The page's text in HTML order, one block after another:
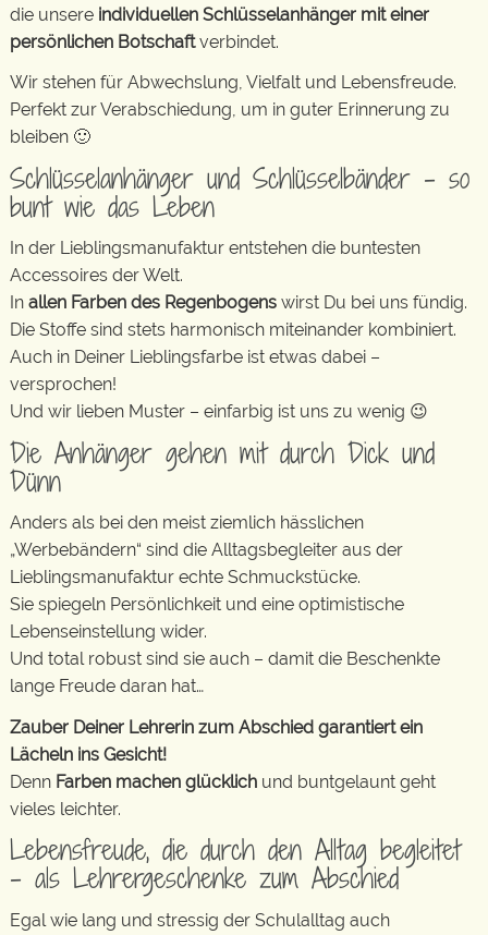
die unsere individuellen Schlüsselanhänger mit einer
persönlichen Botschaftverbindet.
Wir stehen für Abwechslung, Vielfalt und Lebensfreude.
Perfekt zur Verabschiedung, um in guter Erinnerung zu
bleiben 🙂
Schlüsselanhänger und Schlüsselbänder – so
bunt wie das Leben
In der Lieblingsmanufaktur entstehen die buntesten
Accessoires der Welt.
In allen Farben des Regenbogens wirst Du bei uns fündig.
Die Stoffe sind stets harmonisch miteinander kombiniert.
Auch in Deiner Lieblingsfarbe ist etwas dabei –
versprochen!
Und wir lieben Muster – einfarbig ist uns zu wenig 😉
Die Anhänger gehen mit durch Dick und
Dünn
Anders als bei den meist ziemlich hässlichen
„Werbebändern“ sind die Alltagsbegleiter aus der
Lieblingsmanufaktur echte Schmuckstücke.
Sie spiegeln Persönlichkeit und eine optimistische
Lebenseinstellung wider.
Und total robust sind sie auch – damit die Beschenkte
lange Freude daran hat…
Zauber Deiner Lehrerin zum Abschied garantiert ein
Lächeln ins Gesicht!
Denn Farben machen glücklich und buntgelaunt geht
vieles leichter.
Lebensfreude, die durch den Alltag begleitet
– als Lehrergeschenke zum Abschied
Egal wie lang und stressig der Schulalltag auch